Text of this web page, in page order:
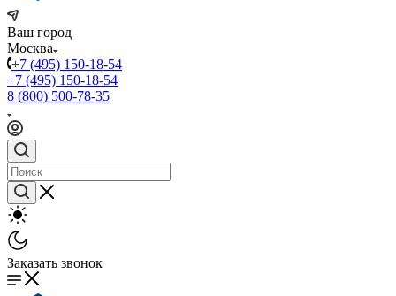
Ваш город
Москва
+7 (495) 150-18-54
+7 (495) 150-18-54
8 (800) 500-78-35
Заказать звонок